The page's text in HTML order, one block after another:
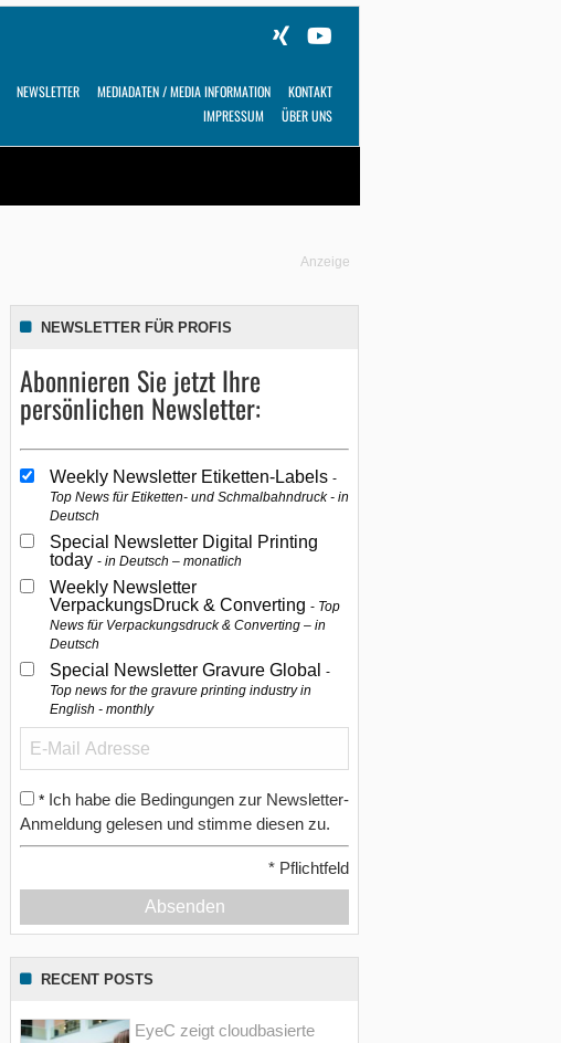
NEWSLETTER MEDIADATEN / MEDIA INFORMATION
KONTAKT
IMPRESSUM
ÜBER UNS
Anzeige
NEWSLETTER FÜR PROFIS
Abonnieren Sie jetzt Ihre
persönlichen Newsletter:
Weekly Newsletter Etiketten-Labels
Top News für Etiketten- und Schmalbahndruck - in
Deutsch
Special Newsletter Digital Printing
today in Deutsch – monatlich
Weekly Newsletter
VerpackungsDruck & Converting Top
News für Verpackungsdruck & Converting – in
Deutsch
Special Newsletter Gravure Global
Top news for the gravure printing industry in
English - monthly
* Ich habe die Bedingungen zur Newsletter-
Anmeldung gelesen und stimme diesen zu.
* Pflichtfeld
Absenden
RECENT POSTS
EyeC zeigt cloudbasierte